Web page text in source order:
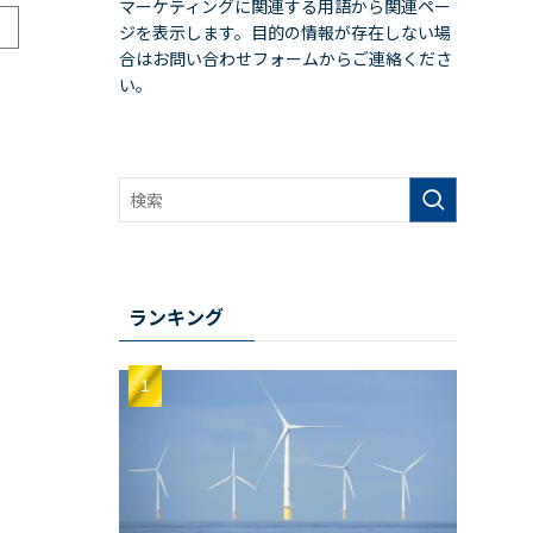
マーケティングに関連する用語から関連ペー
ジを表示します。目的の情報が存在しない場
合はお問い合わせフォームからご連絡くださ
い。
ランキング